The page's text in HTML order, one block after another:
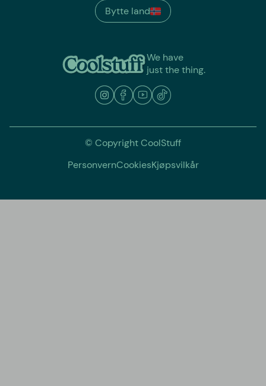
We have
just the thing.
Bytte land
© Copyright CoolStuff
PersonvernCookiesKjøpsvilkår